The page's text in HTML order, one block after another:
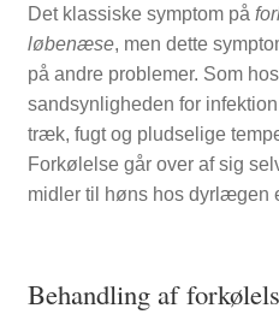
PASNING
Det klassiske symptom på
løbenæse, men dette
på andre problemer. Som
sandsynligheden for
træk, fugt og pludselige
Forkølelse går over af sig
midler til høns hos dyrlægen
Behandling af